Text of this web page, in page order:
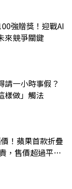
強贈獎！迎戰AI
來競爭關鍵
請一小時事假？
樣做」觸法
！蘋果首款折疊
，售價超過平均